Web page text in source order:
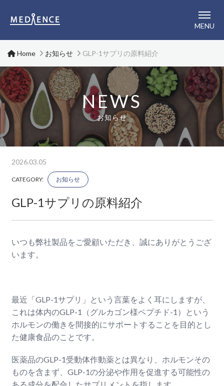
MENU
Home お知らせ GLP-1サプリの原料紹介
NEWS
お知らせ
2026.03.05
CATEGORY: お知らせ
GLP-1サプリの原料紹介
いつも弊社製品をご愛顧いただき、誠にありがとうござ
います。
最近「GLP-1サプリ」という言葉をよく耳にしますが、
これは体内のGLP-1（グルカゴン様ペプチド-1）という
ホルモンの働きを間接的にサポートすることを目的とし
た健康食品のことです。
医薬品のGLP-1受動体作動薬とは異なり、ホルモンその
ものを含まず、GLP-1の分泌や作用を促進する可能性の